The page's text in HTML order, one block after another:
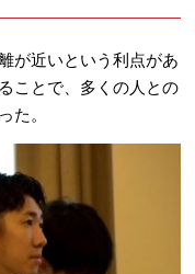
が近いという利点があ
ことで、多くの人との
た。